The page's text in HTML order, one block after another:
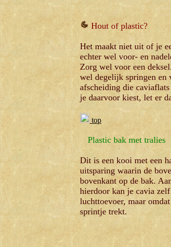
Hout of plastic?
Het maakt niet uit of je
echter wel voor- en
Zorg wel voor een
wel degelijk springen en
afscheiding die
je daarvoor kiest, let er
top
Plastic bak met tralies
Dit is een kooi met een
uitsparing waarin de
bovenkant op de bak.
hierdoor kan je cavia
luchttoevoer, maar
sprintje trekt.